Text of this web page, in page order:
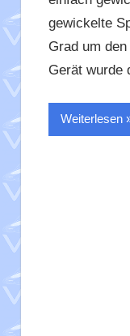
gewickelte
Grad um
Gerät wurde
Weiterlesen